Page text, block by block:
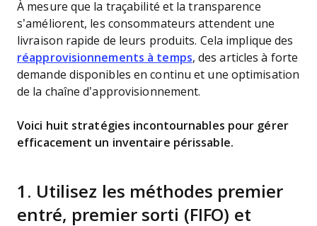
À mesure que la traçabilité et la transparence
s’améliorent, les consommateurs attendent une
livraison rapide de leurs produits. Cela implique des
réapprovisionnements à temps, des articles à forte
demande disponibles en continu et une optimisation
de la chaîne d’approvisionnement.
Voici huit stratégies incontournables pour gérer
efficacement un inventaire périssable.
1. Utilisez les méthodes premier
entré, premier sorti (FIFO) et